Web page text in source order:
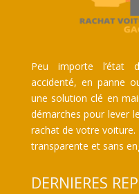
Peu importe l’état
accidenté, en panne
une solution clé en
démarches pour lever
rachat de votre voiture.
transparente et sans
DERNIERES